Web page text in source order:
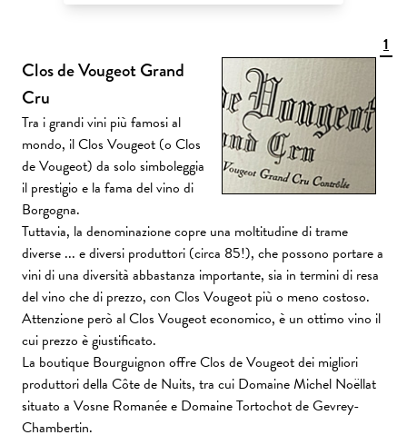
1
Clos de Vougeot Grand
Cru
Tra i grandi vini più famosi al
mondo, il Clos Vougeot (o Clos
de Vougeot) da solo simboleggia
il prestigio e la fama del vino di
Borgogna.
Tuttavia, la denominazione copre una moltitudine di trame
diverse ... e diversi produttori (circa 85!), che possono portare a
vini di una diversità abbastanza importante, sia in termini di resa
del vino che di prezzo, con Clos Vougeot più o meno costoso.
Attenzione però al Clos Vougeot economico, è un ottimo vino il
cui prezzo è giustificato.
La boutique Bourguignon offre Clos de Vougeot dei migliori
produttori della Côte de Nuits, tra cui Domaine Michel Noëllat
situato a Vosne Romanée e Domaine Tortochot de Gevrey-
Chambertin.